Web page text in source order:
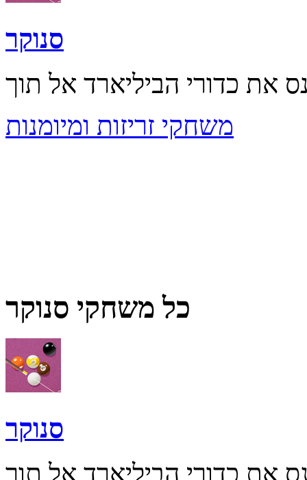
סנוקר
משחקי זריזות ומיומנות
כל משחקי סנוקר
סנוקר